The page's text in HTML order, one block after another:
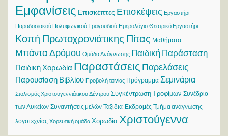
Εμφανίσεις Επισκέπτες Επισκέψεις Εργαστήρι
Παραδοσιακού Πολυφωνικού Τραγουδιού Ημερολόγιο Θεατρικό Εργαστήρι
Κοπή Πρωτοχρονιάτικης Πίτας Μαθήματα
Μπάντα Δρόμου Ομάδα Ανάγνωσης Παιδική Παράσταση
Παιδική Χορωδία Παραστάσεις Παρελάσεις
Παρουσίαση Βιβλίου Προβολή ταινίας Πρόγραμμα Σεμινάρια
Στολισμός Χριστουγεννιάτικου Δέντρου Συγκέντρωση Τροφίμων Συνέδριο
των Λυκείων Συναντήσεις μελών Ταξίδια-Εκδρομές Τμήμα ανάγνωσης
λογοτεχνίας Χορευτική ομάδα Χορωδία Χριστούγεννα